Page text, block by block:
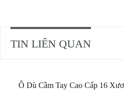
TIN LIÊN QUAN
Ô Dù Cầm Tay Cao Cấp 16